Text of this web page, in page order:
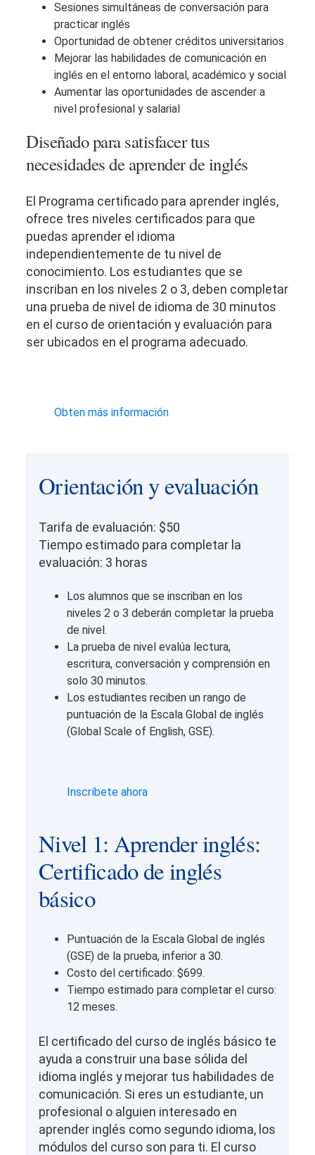
Sesiones simultáneas de conversación para
practicar inglés
Oportunidad de obtener créditos universitarios
Mejorar las habilidades de comunicación en
inglés en el entorno laboral, académico y social
Aumentar las oportunidades de ascender a
nivel profesional y salarial
Diseñado para satisfacer tus
necesidades de aprender de inglés
El Programa certificado para aprender inglés,
ofrece tres niveles certificados para que
puedas aprender el idioma
independientemente de tu nivel de
conocimiento. Los estudiantes que se
inscriban en los niveles 2 o 3, deben completar
una prueba de nivel de idioma de 30 minutos
en el curso de orientación y evaluación para
ser ubicados en el programa adecuado.
Obten más información
Orientación y evaluación
Tarifa de evaluación: $50
Tiempo estimado para completar la
evaluación: 3 horas
Los alumnos que se inscriban en los
niveles 2 o 3 deberán completar la prueba
de nivel.
La prueba de nivel evalúa lectura,
escritura, conversación y comprensión en
solo 30 minutos.
Los estudiantes reciben un rango de
puntuación de la Escala Global de inglés
(Global Scale of English, GSE).
Inscríbete ahora
Nivel 1: Aprender inglés:
Certificado de inglés
básico
Puntuación de la Escala Global de inglés
(GSE) de la prueba, inferior a 30.
Costo del certificado: $699.
Tiempo estimado para completar el curso:
12 meses.
El certificado del curso de inglés básico te
ayuda a construir una base sólida del
idioma inglés y mejorar tus habilidades de
comunicación. Si eres un estudiante, un
profesional o alguien interesado en
aprender inglés como segundo idioma, los
módulos del curso son para ti. El curso